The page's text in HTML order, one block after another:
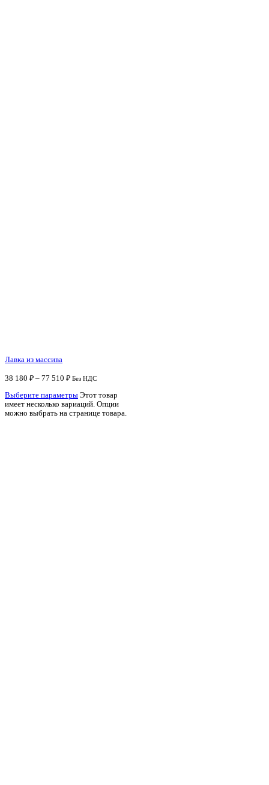
Лавка из массива
38 180 ₽ – 77 510 ₽ Без НДС
Выберите параметры Этот товар
имеет несколько вариаций. Опции
можно выбрать на странице товара.